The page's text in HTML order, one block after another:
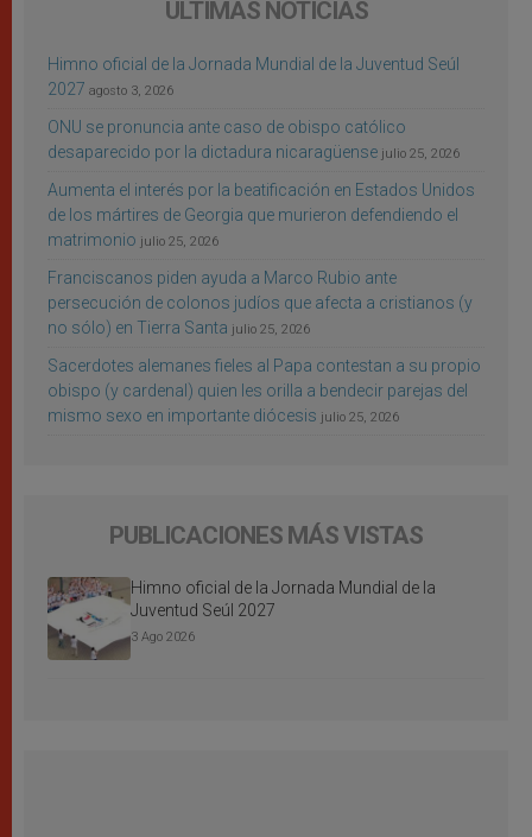
ÚLTIMAS NOTICIAS
Himno oficial de la Jornada Mundial de la Juventud Seúl
2027 agosto 3, 2026
ONU se pronuncia ante caso de obispo católico
desaparecido por la dictadura nicaragüense julio 25, 2026
Aumenta el interés por la beatificación en Estados Unidos
de los mártires de Georgia que murieron defendiendo el
matrimonio julio 25, 2026
Franciscanos piden ayuda a Marco Rubio ante
persecución de colonos judíos que afecta a cristianos (y
no sólo) en Tierra Santa julio 25, 2026
Sacerdotes alemanes fieles al Papa contestan a su propio
obispo (y cardenal) quien les orilla a bendecir parejas del
mismo sexo en importante diócesis julio 25, 2026
PUBLICACIONES MÁS VISTAS
Himno oficial de la Jornada Mundial de la
Juventud Seúl 2027
3 Ago 2026